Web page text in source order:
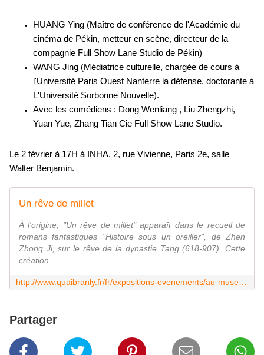
HUANG Ying (Maître de conférence de l'Académie du
cinéma de Pékin, metteur en scène, directeur de la
compagnie Full Show Lane Studio de Pékin)
WANG Jing (Médiatrice culturelle, chargée de cours à
l'Université Paris Ouest Nanterre la défense, doctorante à
L'Université Sorbonne Nouvelle).
Avec les comédiens : Dong Wenliang , Liu Zhengzhi,
Yuan Yue, Zhang Tian Cie Full Show Lane Studio.
Le 2 février à 17H à INHA, 2, rue Vivienne, Paris 2e, salle
Walter Benjamin.
Un rêve de millet
À l'origine, "Un rêve de millet" apparaît dans le recueil de
romans fantastiques "Histoire sous un oreiller", de Zhen
Zhong Ji, sur le rêve de la dynastie Tang (618-907). Cette
création ...
Partager